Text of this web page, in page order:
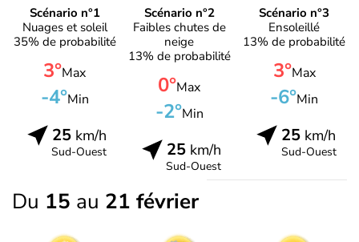
Scénario n°1
Nuages et soleil
35% de probabilité
3°Max
-4°Min
25km/h
Sud-Ouest
Scénario n°2
Faibles chutes de
neige
13% de probabilité
0°Max
-2°Min
25km/h
Sud-Ouest
Scénario n°3
Ensoleillé
13% de probabilité
3°Max
-6°Min
25 km/h
Sud-Ouest
Du 15 au 21 février